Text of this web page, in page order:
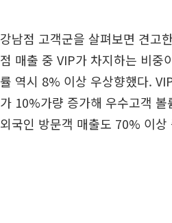
강남점 고객군을 살펴보면 견고
점 매출 중 VIP가 차지하는 비중
률 역시 8% 이상 우상향했다.
가 10%가량 증가해 우수고객
외국인 방문객 매출도 70% 이